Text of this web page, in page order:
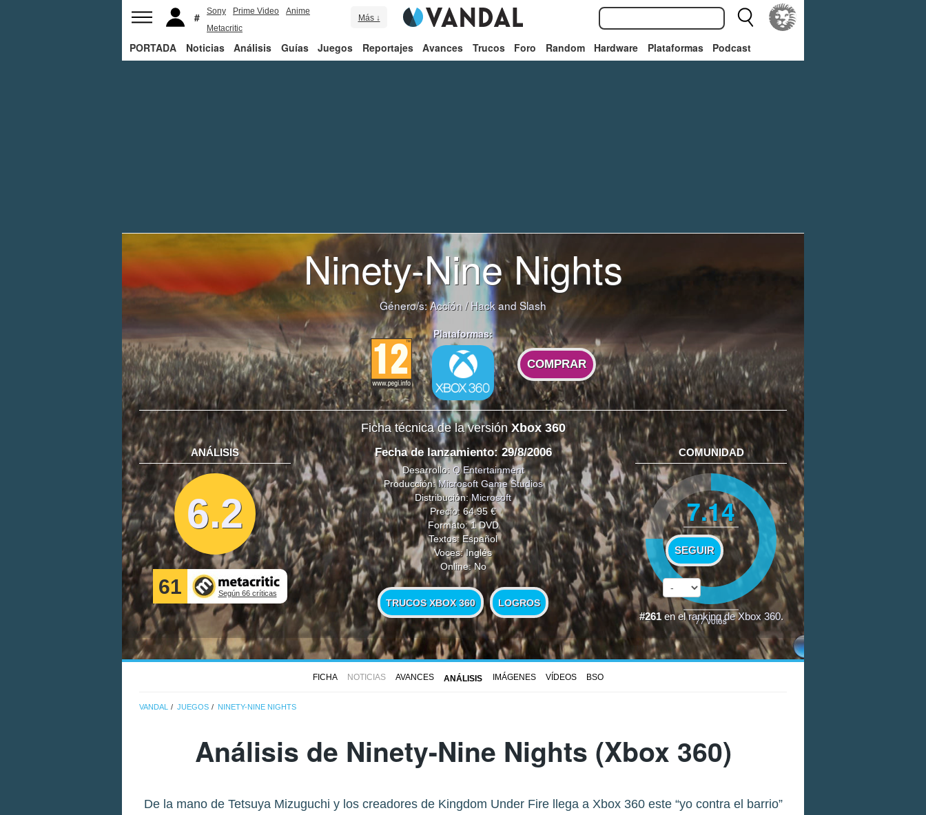
Sony Prime Video
Anime
Metacritic
Más ↓
PORTADA Noticias Análisis Guías Juegos Reportajes Avances Trucos Foro Random Hardware Plataformas Podcast
Ninety-Nine Nights
Género/s:Acción/Hack and Slash
Plataformas:
COMPRAR
Ficha técnica de la versiónXbox 360
ANÁLISIS
6.2
61 Según 66 críticas
Fecha de lanzamiento: 29/8/2006
Desarrollo: Q Entertainment
Producción:Microsoft Game Studios
Distribución:Microsoft
Precio: 64.95 €
Formato: 1 DVD
Textos: Español
Voces: Inglés
Online: No
TRUCOS XBOX 360 LOGROS
COMUNIDAD
7.14
SEGUIR
77votos
#261en elranking de Xbox 360.
FICHA NOTICIAS AVANCES ANÁLISIS IMÁGENES VÍDEOS BSO
VANDAL JUEGOS NINETY-NINE NIGHTS
Análisis de Ninety-Nine Nights (Xbox 360)
De la mano de Tetsuya Mizuguchi y los creadores de Kingdom Under Fire llega a Xbox 360 este “yo contra el barrio”